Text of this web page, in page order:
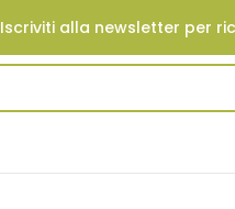
alla newsletter per